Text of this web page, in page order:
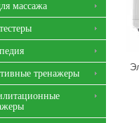
массажа
тренажеры